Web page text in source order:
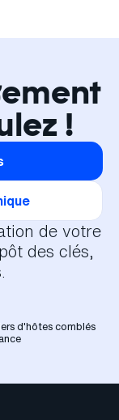
!
de votre
des clés,
d'hôtes comblés